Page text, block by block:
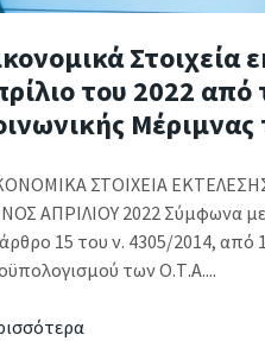
Στοιχεία
του 2022
ΣΤΟΙΧΕΙΑ
ΑΠΡΙΛΙΟΥ 2022 Σύμφωνα
15 του ν. 4305/2014, από
των Ο.Τ.Α....